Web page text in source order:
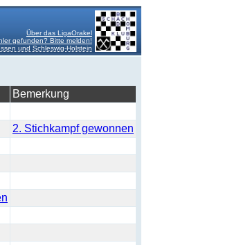
Über das LigaOrakel
gefunden? Bitte melden!
und Schleswig-Holstein
Bemerkung
2. Stichkampf gewonnen